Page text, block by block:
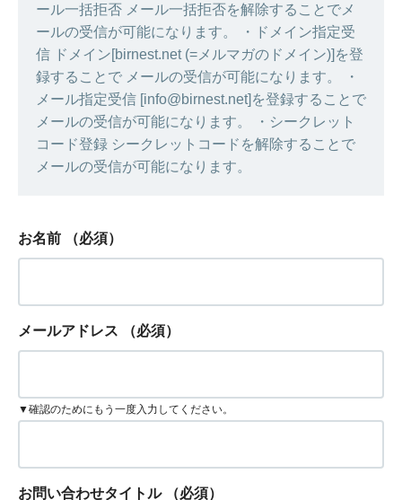
ール一括拒否 メール一括拒否を解除することでメ
ールの受信が可能になります。 ・ドメイン指定受
信 ドメイン[birnest.net (=メルマガのドメイン)]を登
録することで メールの受信が可能になります。 ・
メール指定受信 [info@birnest.net]を登録することで
メールの受信が可能になります。 ・シークレット
コード登録 シークレットコードを解除することで
メールの受信が可能になります。
お名前 （必須）
メールアドレス （必須）
▼確認のためにもう一度入力してください。
お問い合わせタイトル （必須）